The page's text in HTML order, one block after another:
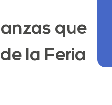
que
la Feria